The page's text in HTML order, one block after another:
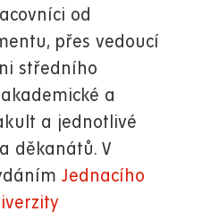
od
přes vedoucí
středního
a
a jednotlivé
děkanátů. V
Jednacího